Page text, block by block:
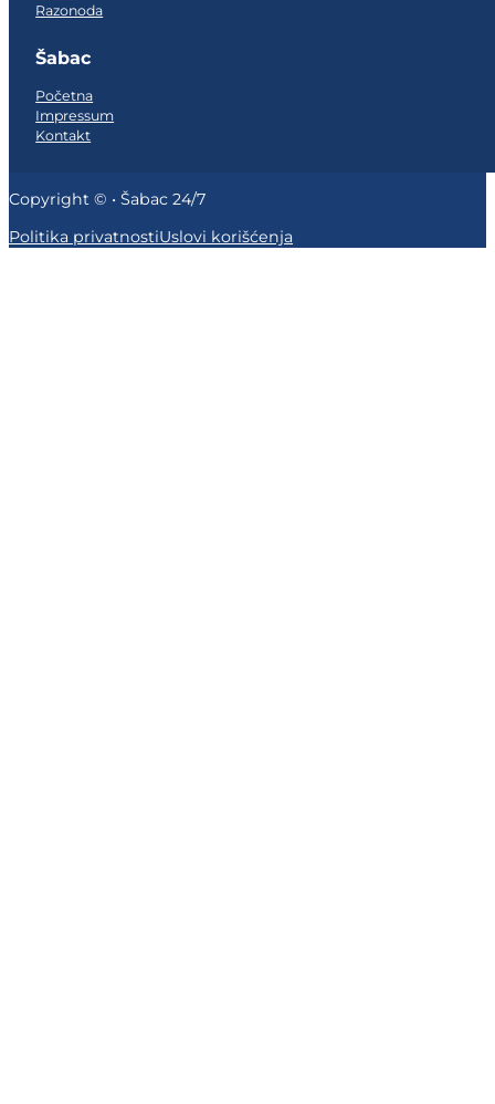
Razonoda
Šabac
Početna
Impressum
Kontakt
Copyright © • Šabac 24/7
Politika privatnostiUslovi korišćenja